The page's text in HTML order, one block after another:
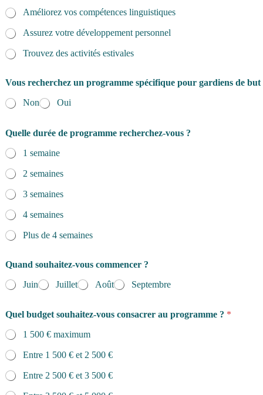
Améliorez vos compétences linguistiques
Assurez votre développement personnel
Trouvez des activités estivales
Vous recherchez un programme spécifique pour gardiens de but
Non
Oui
Quelle durée de programme recherchez-vous ?
1 semaine
2 semaines
3 semaines
4 semaines
Plus de 4 semaines
Quand souhaitez-vous commencer ?
Juin
Juillet Août Septembre
Quel budget souhaitez-vous consacrer au programme ? *
1 500 € maximum
Entre 1 500 € et 2 500 €
Entre 2 500 € et 3 500 €